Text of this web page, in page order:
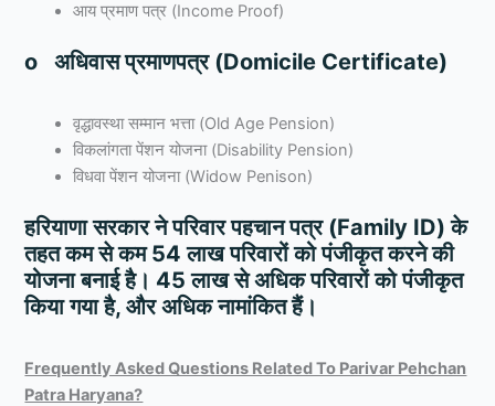
आय प्रमाण पत्र (Income Proof)
o अधिवास प्रमाणपत्र (Domicile Certificate)
वृद्धावस्था सम्मान भत्ता (Old Age Pension)
विकलांगता पेंशन योजना (Disability Pension)
विधवा पेंशन योजना (Widow Penison)
हरियाणा सरकार ने परिवार पहचान पत्र (Family ID) के
तहत कम से कम 54 लाख परिवारों को पंजीकृत करने की
योजना बनाई है। 45 लाख से अधिक परिवारों को पंजीकृत
किया गया है, और अधिक नामांकित हैं।
Frequently Asked Questions Related To Parivar Pehchan
Patra Haryana?